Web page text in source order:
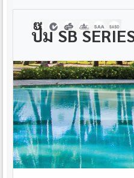
*เฉพาะปั๊ม SB Series
ปั๊ม SB